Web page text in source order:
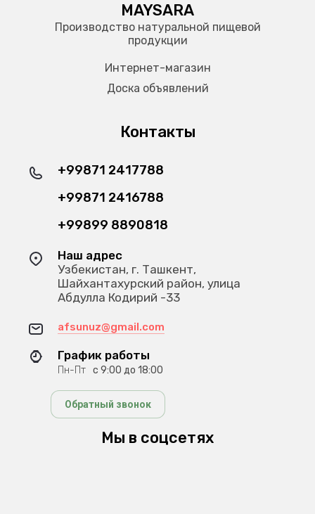
MAYSARA
Производство натуральной пищевой
продукции
Интернет-магазин
Доска объявлений
Контакты
+99871 2417788
+99871 2416788
+99899 8890818
Наш адрес
Узбекистан, г. Ташкент,
Шайхантахурский район, улица
Абдулла Кодирий -33
afsunuz@gmail.com
График работы
Пн-Пт с 9:00 до 18:00
Обратный звонок
Мы в соцсетях